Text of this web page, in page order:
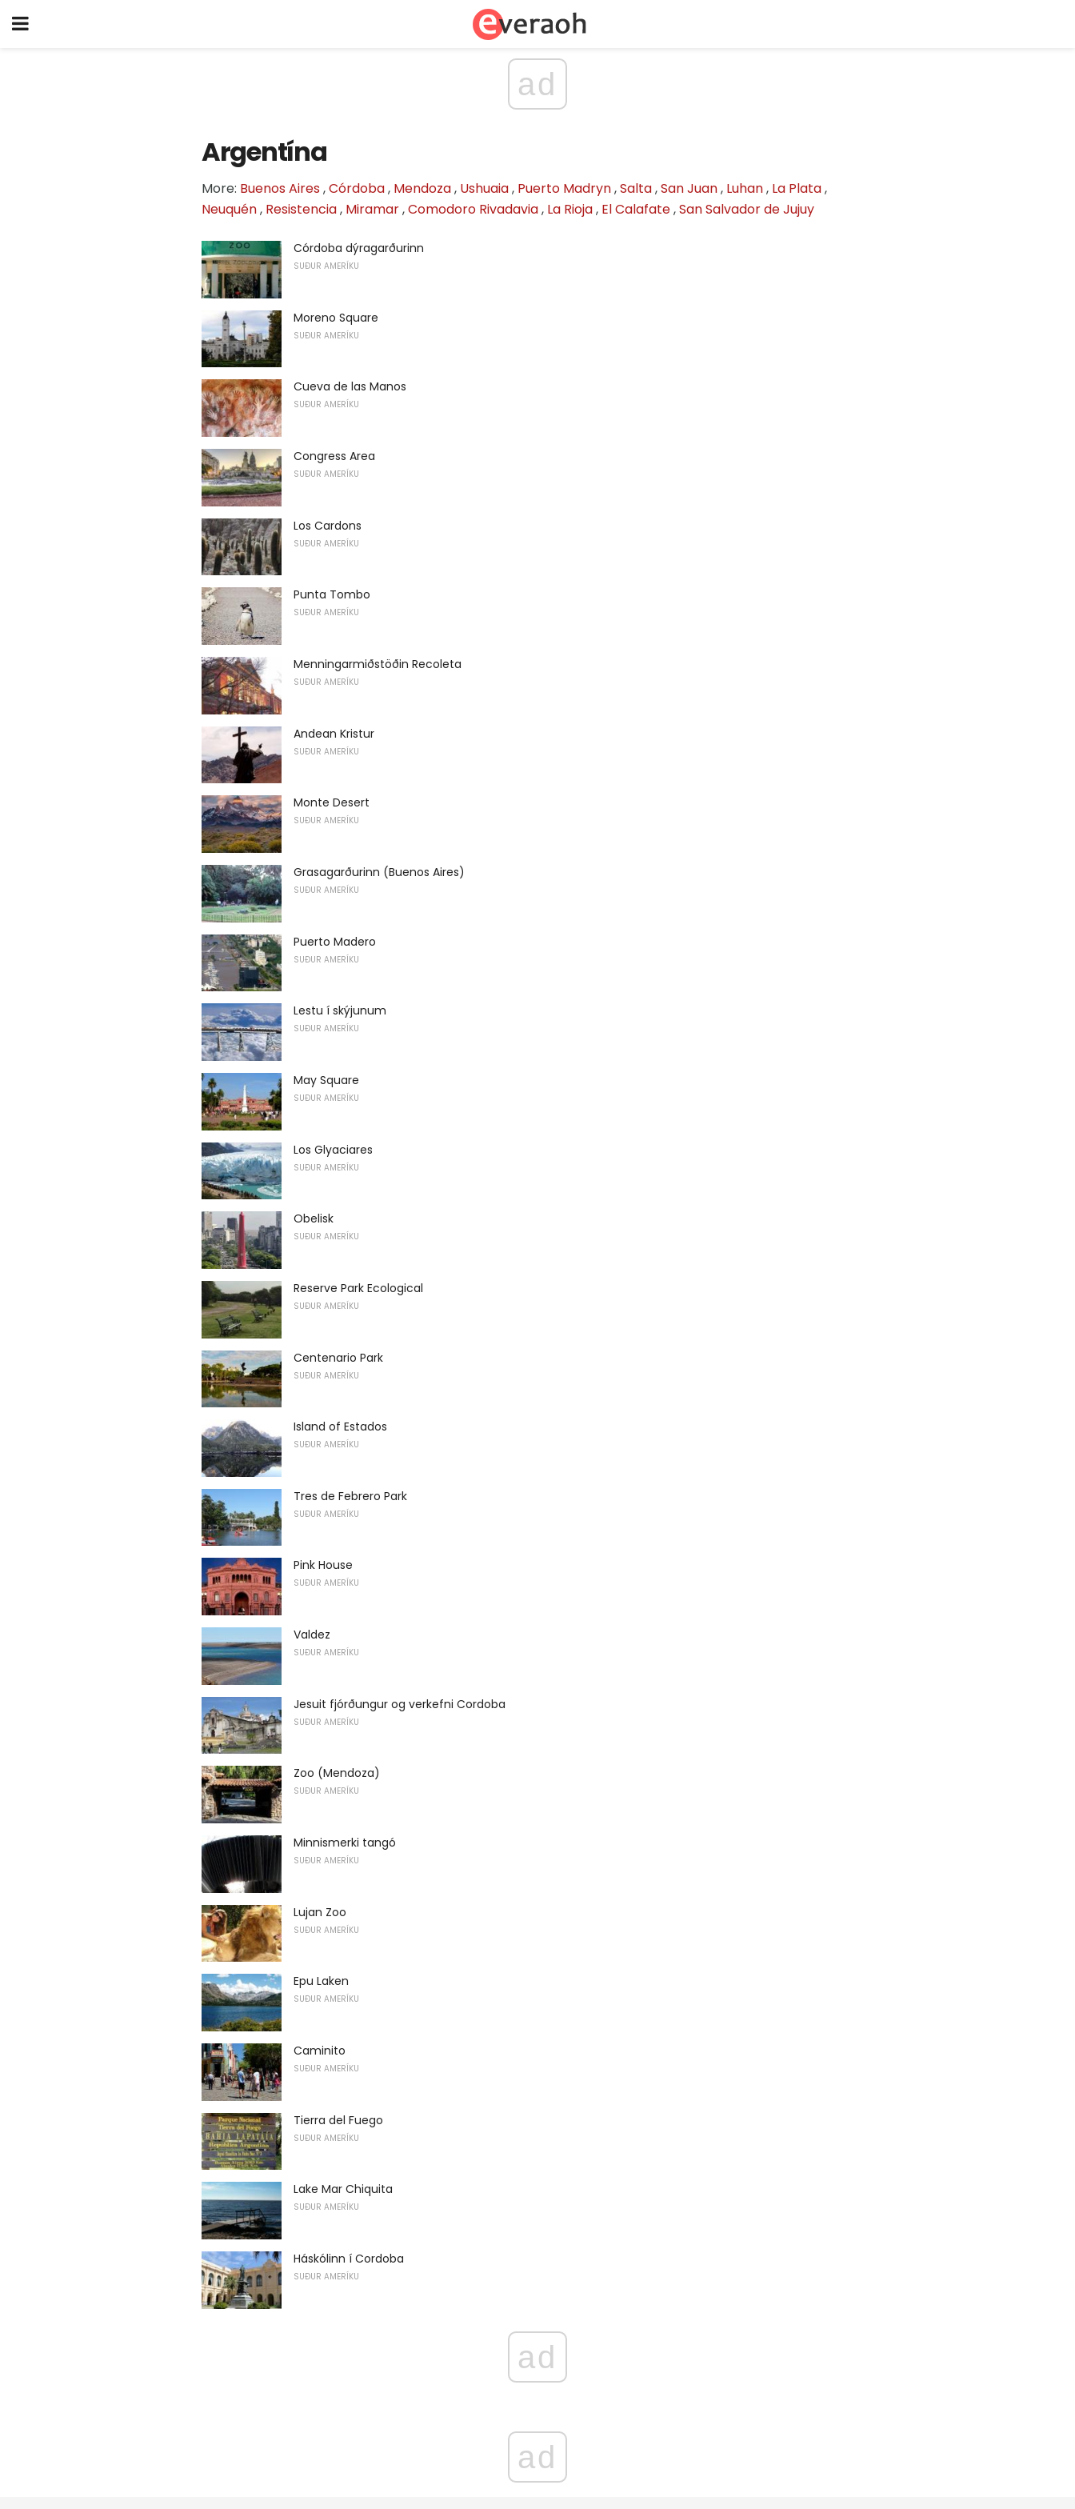
ad
Argentína
More: Buenos Aires,Córdoba, Mendoza, Ushuaia, Puerto Madryn,Salta,San Juan, Luhan, La Plata,
Neuquén, Resistencia, Miramar,Comodoro Rivadavia, La Rioja, El Calafate,San Salvador de Jujuy
Córdoba dýragarðurinn
SUÐUR AMERÍKU
Moreno Square
SUÐUR AMERÍKU
Cueva de las Manos
SUÐUR AMERÍKU
Congress Area
SUÐUR AMERÍKU
Los Cardons
SUÐUR AMERÍKU
Punta Tombo
SUÐUR AMERÍKU
Menningarmiðstöðin Recoleta
SUÐUR AMERÍKU
Andean Kristur
SUÐUR AMERÍKU
Monte Desert
SUÐUR AMERÍKU
Grasagarðurinn (Buenos Aires)
SUÐUR AMERÍKU
Puerto Madero
SUÐUR AMERÍKU
Lestu í skýjunum
SUÐUR AMERÍKU
May Square
SUÐUR AMERÍKU
Los Glyaciares
SUÐUR AMERÍKU
Obelisk
SUÐUR AMERÍKU
Reserve Park Ecological
SUÐUR AMERÍKU
Centenario Park
SUÐUR AMERÍKU
Island of Estados
SUÐUR AMERÍKU
Tres de Febrero Park
SUÐUR AMERÍKU
Pink House
SUÐUR AMERÍKU
Valdez
SUÐUR AMERÍKU
Jesuit fjórðungur og verkefni Cordoba
SUÐUR AMERÍKU
Zoo (Mendoza)
SUÐUR AMERÍKU
Minnismerki tangó
SUÐUR AMERÍKU
Lujan Zoo
SUÐUR AMERÍKU
Epu Laken
SUÐUR AMERÍKU
Caminito
SUÐUR AMERÍKU
Tierra del Fuego
SUÐUR AMERÍKU
Lake Mar Chiquita
SUÐUR AMERÍKU
Háskólinn í Cordoba
SUÐUR AMERÍKU
ad
ad